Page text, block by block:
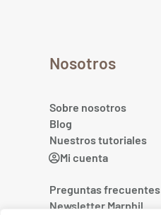
Nosotros
Sobre nosotros
Blog
Nuestros tutoriales
Mi cuenta
Preguntas frecuentes
Newsletter Marphil